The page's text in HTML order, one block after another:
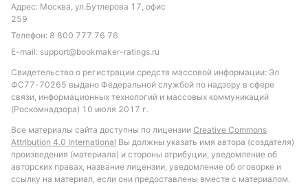
статистике личных встреч и общей динамике лиги.
Обновлено:
Автор
Питер Бьёрн
Подписаться
Адрес: Москва, ул.Бутлерова 17, офис
259
Телефон: 8 800 777 76 76
E-mail: support@bookmaker-ratings.ru
Свидетельство о регистрации средств массовой информации: Эл
ФС77-70265 выдано Федеральной службой по надзору в сфере
связи, информационных технологий и массовых коммуникаций
(Роскомнадзора) 10 июля 2017 г.
Все материалы сайта доступны по лицензии Creative Commons
Attribution 4.0 International Вы должны указать имя автора (создателя)
произведения (материала) и стороны атрибуции, уведомление об
авторских правах, название лицензии, уведомление об оговорке и
ссылку на материал, если они предоставлены вместе с материалом.